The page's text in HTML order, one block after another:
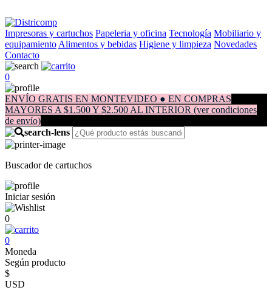
Impresoras y cartuchos Papeleria y oficina Tecnología Mobiliario y
equipamiento Alimentos y bebidas Higiene y limpieza Novedades
Contacto
0
ENVÍO GRATIS EN MONTEVIDEO ● EN COMPRAS
MAYORES A $1.500 Y $2.500 AL INTERIOR (ver condiciones
de envío)
Buscador de cartuchos
Iniciar sesión
0
0
Moneda
Según producto
$
USD